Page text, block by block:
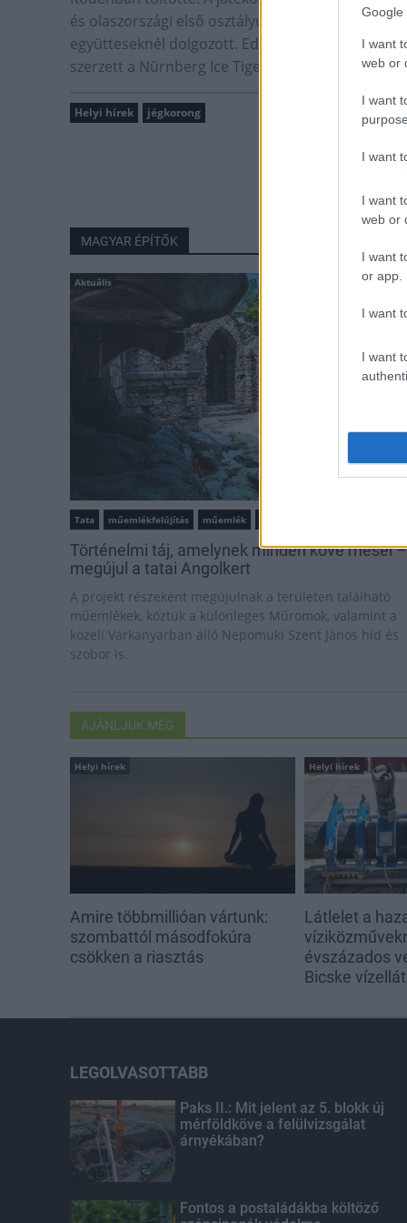
Google
I want
web or
I want
I want
I want
web or
I want
or app.
I want
I want
és olaszországi első osztályú csapatok
együtteseknél dolgozott. Edzői karrierje
szerzett a Nürnberg Ice Tigersszel a német első
Helyi hírek jégkorong
MAGYAR ÉPÍTŐK
Aktuális
Tata műemlékfelújítás műemlék
Történelmi táj, amelynek minden köve mesél –
megújul a tatai Angolkert
A projekt részeként megújulnak a területen található
műemlékek, köztük a különleges Műromok, valamint a
közeli Várkanyarban álló Nepomuki Szent János híd és
szobor is.
AJÁNLJUK MÉG
Helyi hírek
Amire többmillióan vártunk:
szombattól másodfokúra
csökken a riasztás
Helyi hírek
Látlelet a
évszázados
Bicske
LEGOLVASOTTABB
Paks II.: Mit jelent az 5. blokk új
mérföldköve a felülvizsgálat
árnyékában?
Fontos a postaládákba költöző